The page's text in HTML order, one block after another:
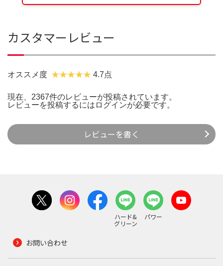
カスタマーレビュー
オススメ度 4.7点
現在、2367件のレビューが投稿されています。
レビューを投稿するには ログインが必要です。
レビューを書く
ハード&
グリーン
パワー
お問い合わせ